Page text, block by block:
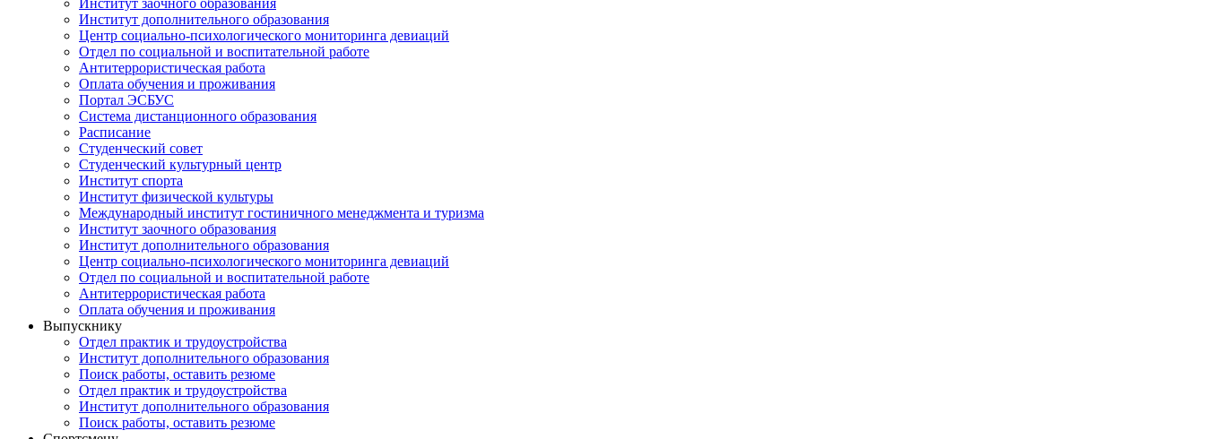
Институт дополнительного образования
Центр социально-психологического мониторинга девиаций
Отдел по социальной и воспитательной работе
Антитеррористическая работа
Оплата обучения и проживания
Портал ЭСБУС
Система дистанционного образования
Расписание
Студенческий совет
Студенческий культурный центр
Институт спорта
Институт физической культуры
Международный институт гостиничного менеджмента и туризма
Институт заочного образования
Институт дополнительного образования
Центр социально-психологического мониторинга девиаций
Отдел по социальной и воспитательной работе
Антитеррористическая работа
Оплата обучения и проживания
Выпускнику
Отдел практик и трудоустройства
Институт дополнительного образования
Поиск работы, оставить резюме
Отдел практик и трудоустройства
Институт дополнительного образования
Поиск работы, оставить резюме